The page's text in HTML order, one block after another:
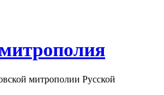
митрополии Русской